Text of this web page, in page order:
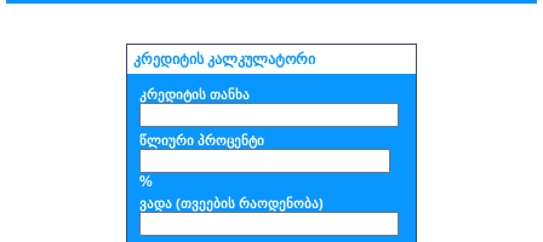
კრედიტის კალკულატორი
კრედიტის თანხა
წლიური პროცენტი
%
ვადა (თვეების რაოდენობა)